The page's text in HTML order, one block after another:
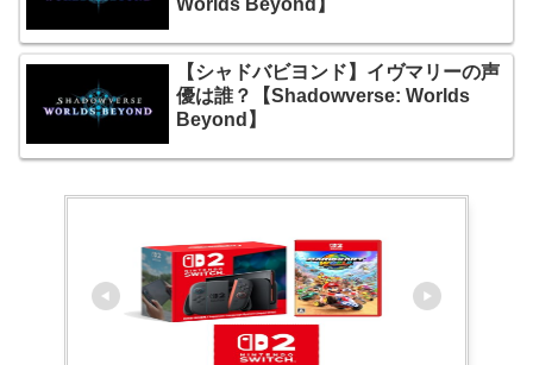
Worlds Beyond】
【シャドバビヨンド】イヴマリーの声
優は誰？【Shadowverse: Worlds
Beyond】